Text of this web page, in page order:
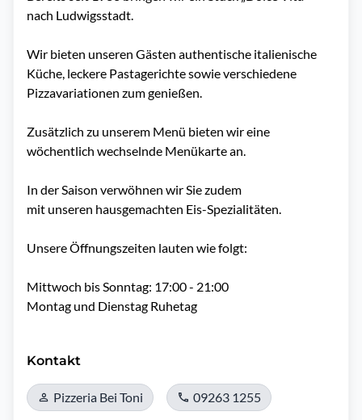
nach Ludwigsstadt.
Wir bieten unseren Gästen authentische italienische
Küche, leckere Pastagerichte sowie verschiedene
Pizzavariationen zum genießen.
Zusätzlich zu unserem Menü bieten wir eine
wöchentlich wechselnde Menükarte an.
In der Saison verwöhnen wir Sie zudem
mit unseren hausgemachten Eis-Spezialitäten.
Unsere Öffnungszeiten lauten wie folgt:
Mittwoch bis Sonntag: 17:00 - 21:00
Montag und Dienstag Ruhetag
Kontakt
Pizzeria Bei Toni 09263 1255